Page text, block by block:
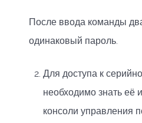
После ввода команды
одинаковый пароль.
Для доступа к
необходимо знать её
консоли управления